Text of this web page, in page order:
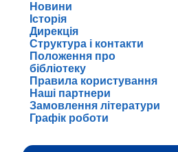
Новини
Історія
Дирекція
Структура і контакти
Положення про
бібліотеку
Правила користування
Наші партнери
Замовлення літератури
Графік роботи